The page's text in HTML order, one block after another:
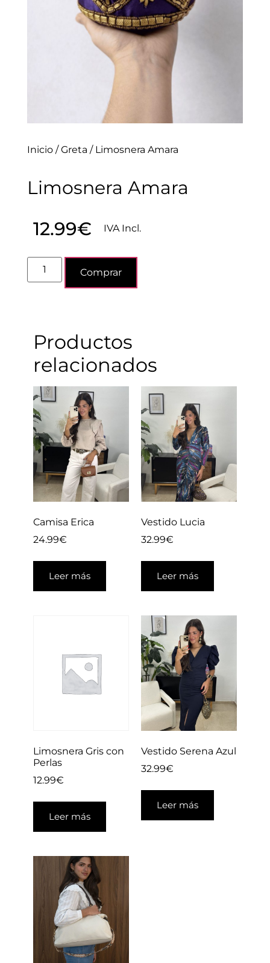
Inicio/Greta / Limosnera Amara
Limosnera Amara
12.99€ IVA Incl.
Comprar
Productos
relacionados
Camisa Erica
24.99€
Leer más
Vestido Lucia
32.99€
Leer más
Limosnera Gris con
Perlas
12.99€
Leer más
Vestido Serena Azul
32.99€
Leer más